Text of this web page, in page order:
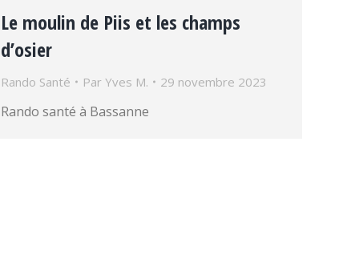
Le moulin de Piis et les champs
d’osier
Rando Santé Par Yves M. 29 novembre 2023
Rando santé à Bassanne